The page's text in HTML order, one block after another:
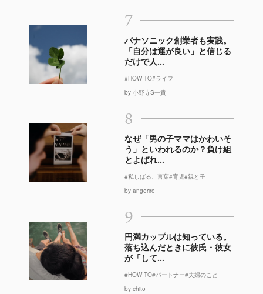
7
パナソニック創業者も実践。
「自分は運が良い」と信じる
だけで人...
#HOW TO#ライフ
by 小野寺S一貴
8
なぜ「男の子ママはかわいそ
う」といわれるのか？負け組
とよばれ...
#私しばる、言葉#育児#親と子
by angerire
9
円満カップルは知っている。
落ち込んだときに彼氏・彼女
が「して...
#HOW TO#パートナー#夫婦のこと
by chito